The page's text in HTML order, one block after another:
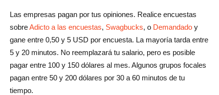
Las empresas pagan por tus opiniones. Realice encuestas
sobreAdicto a las encuestas, Swagbucks, o Demandado y
gane entre 0,50 y 5 USD por encuesta. La mayoría tarda entre
5 y 20 minutos. No reemplazará tu salario, pero es posible
pagar entre 100 y 150 dólares al mes. Algunos grupos focales
pagan entre 50 y 200 dólares por 30 a 60 minutos de tu
tiempo.